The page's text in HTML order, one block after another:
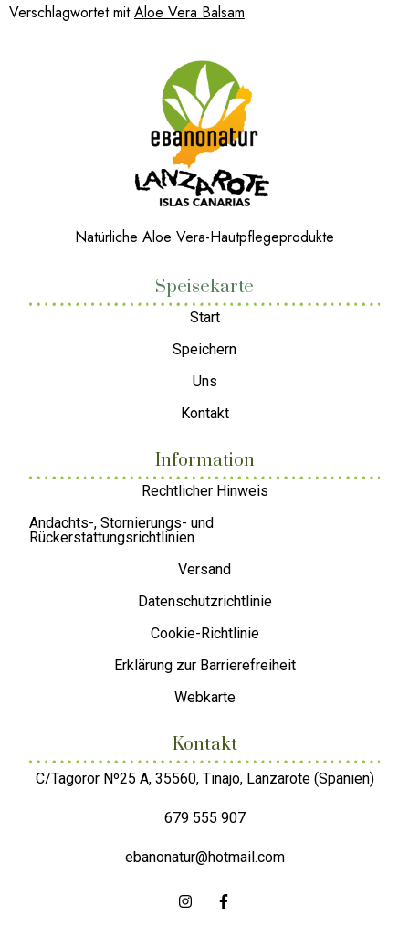
Verschlagwortet mitAloe Vera Balsam
Natürliche Aloe Vera-Hautpflegeprodukte
Speisekarte
Start
Speichern
Uns
Kontakt
Information
Rechtlicher Hinweis
Andachts-, Stornierungs- und
Rückerstattungsrichtlinien
Versand
Datenschutzrichtlinie
Cookie-Richtlinie
Erklärung zur Barrierefreiheit
Webkarte
Kontakt
C/Tagoror Nº25 A, 35560, Tinajo, Lanzarote (Spanien)
679 555 907
ebanonatur@hotmail.com